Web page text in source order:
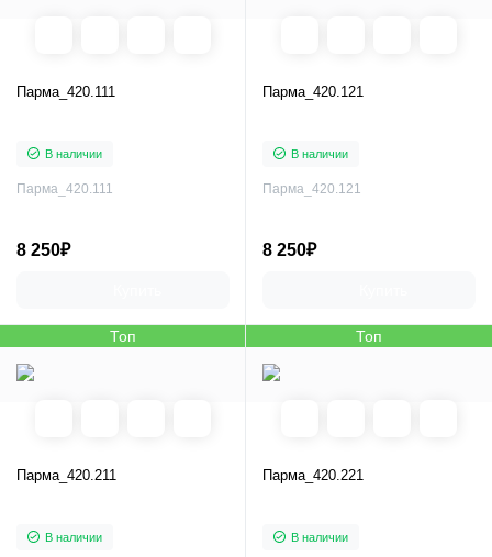
Парма_420.111
В наличии
Парма_420.111
8 250₽
Парма_420.121
В наличии
Парма_420.121
8 250₽
Топ
Парма_420.211
В наличии
Топ
Парма_420.221
В наличии